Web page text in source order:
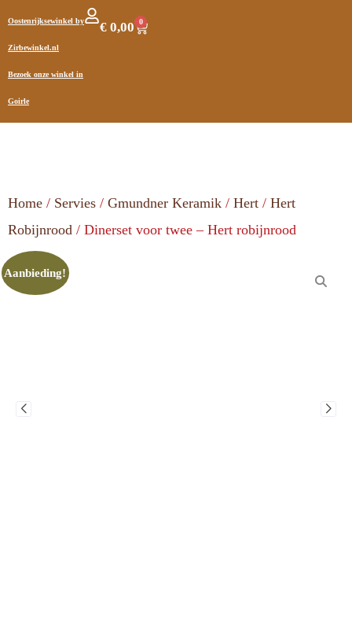
Oostenrijksewinkel by
Zirbewinkel.nl
Bezoek onze winkel in
Goirle
€ 0,00 0
Home / Servies / Gmundner Keramik / Hert / Hert
Robijnrood / Dinerset voor twee – Hert robijnrood
Aanbieding!